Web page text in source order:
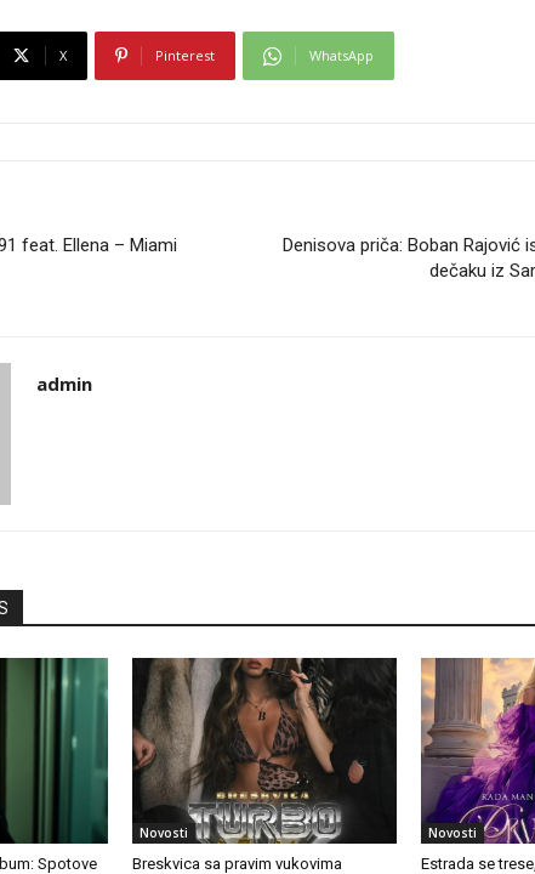
X Pinterest WhatsApp
feat. Ellena – Miami
Denisova priča: Boban Rajović
dečaku iz
admin
Spotove
Novosti
Breskvica sa pravim vukovima
Novosti
Estrada se